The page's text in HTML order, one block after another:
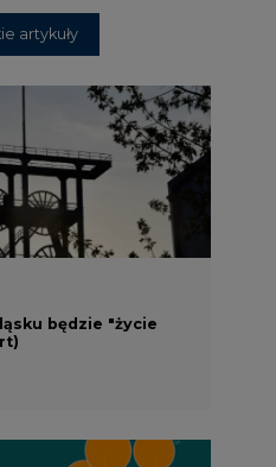
artykuły
będzie "życie